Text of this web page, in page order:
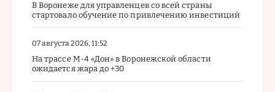
В Воронеже для управленцев со всей страны
стартовало обучение по привлечению инвестиций
07 августа 2026, 11:52
На трассе М-4 «Дон» в Воронежской области
ожидается жара до +30